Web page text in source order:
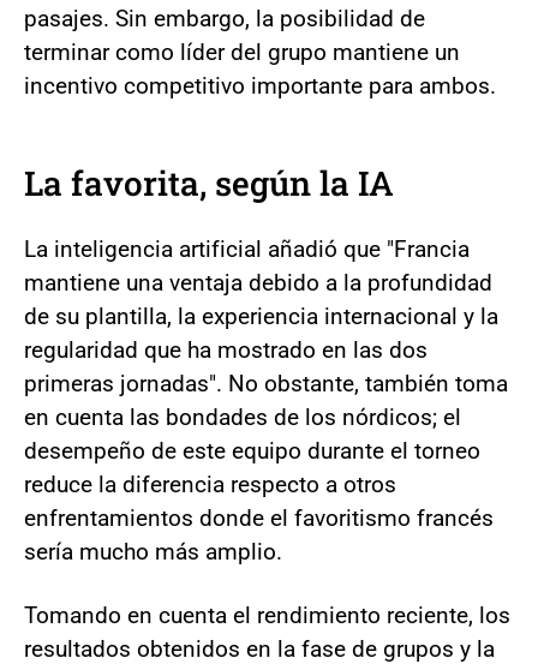
pasajes. Sin embargo, la posibilidad de
terminar como líder del grupo mantiene un
incentivo competitivo importante para ambos.
La favorita, según la IA
La inteligencia artificial añadió que "Francia
mantiene una ventaja debido a la profundidad
de su plantilla, la experiencia internacional y la
regularidad que ha mostrado en las dos
primeras jornadas". No obstante, también toma
en cuenta las bondades de los nórdicos; el
desempeño de este equipo durante el torneo
reduce la diferencia respecto a otros
enfrentamientos donde el favoritismo francés
sería mucho más amplio.
Tomando en cuenta el rendimiento reciente, los
resultados obtenidos en la fase de grupos y la